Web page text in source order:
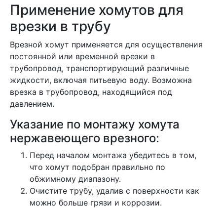
Применение хомутов для
врезки в трубу
Врезной хомут применяется для осуществления
постоянной или временной врезки в
трубопровод, транспортирующий различные
жидкости, включая питьевую воду. Возможна
врезка в трубопровод, находящийся под
давлением.
Указание по монтажу хомута
нержавеющего врезного:
Перед началом монтажа убедитесь в том,
что хомут подобран правильно по
обжимному диапазону.
Очистите трубу, удалив с поверхности как
можно больше грязи и коррозии.